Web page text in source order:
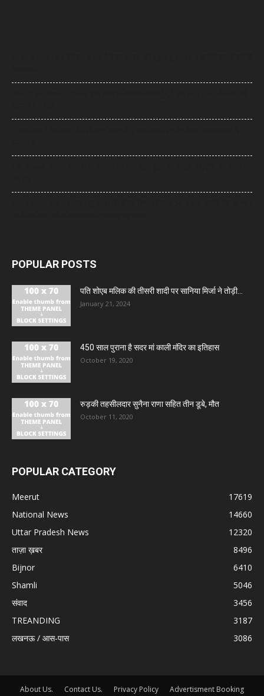
POPULAR POSTS
पति शोएब मलिक की तीसरी शादी पर सानिया मिर्जा ने तोड़ी...
January 21, 2024
450 साल पुराना है सदर मां काली मंदिर का इतिहास
October 19, 2020
रुड़की तहसीलदार सुनैना राणा सहित तीन डूबे, मौत
October 11, 2020
POPULAR CATEGORY
Meerut
17619
National News
14660
Uttar Pradesh News
12320
ताज़ा ख़बर
8496
Bijnor
6410
Shamli
5046
संवाद
3456
TREANDING
3187
लखनऊ / आस-पास
3086
About Us. Contact Us. Privacy Policy Advertisment Booking